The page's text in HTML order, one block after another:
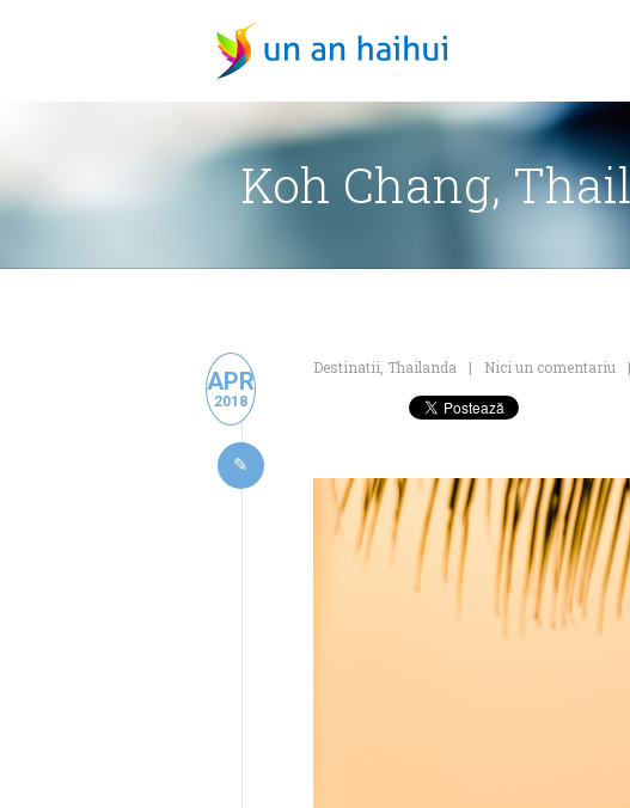
Koh Chang,
APR
2018
Destinatii Thailanda Nici un comentariu